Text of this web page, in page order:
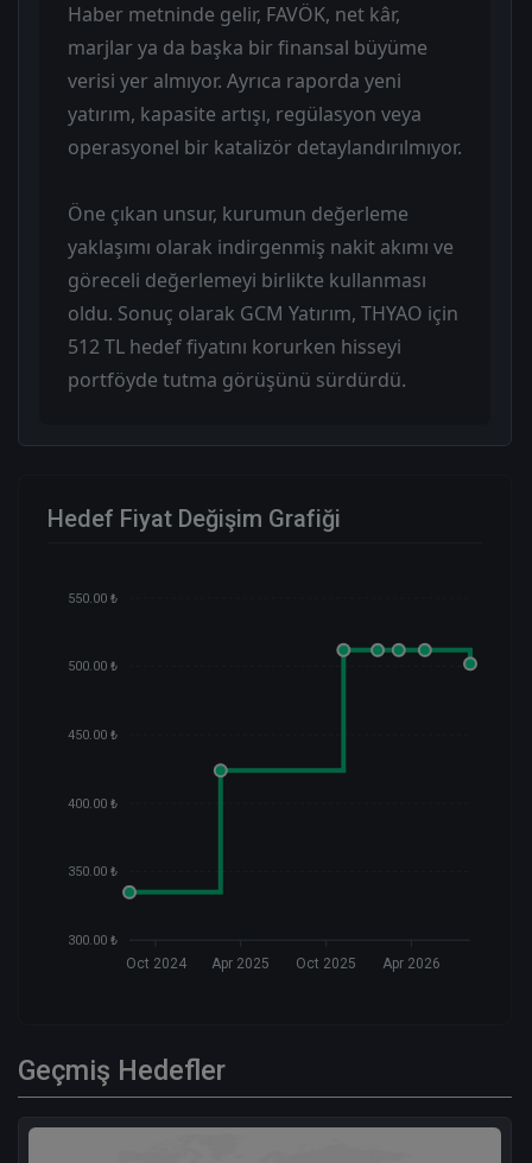
Haber metninde gelir, FAVÖK, net kâr,
marjlar ya da başka bir finansal büyüme
verisi yer almıyor. Ayrıca raporda yeni
yatırım, kapasite artışı, regülasyon veya
operasyonel bir katalizör detaylandırılmıyor.
Öne çıkan unsur, kurumun değerleme
yaklaşımı olarak indirgenmiş nakit akımı ve
göreceli değerlemeyi birlikte kullanması
oldu. Sonuç olarak GCM Yatırım, THYAO için
512 TL hedef fiyatını korurken hisseyi
portföyde tutma görüşünü sürdürdü.
Hedef Fiyat Değişim Grafiği
550.00 ₺
500.00 ₺
450.00 ₺
400.00 ₺
350.00 ₺
300.00 ₺
Oct 2024 Apr 2025 Oct 2025 Apr 2026
Geçmiş Hedefler